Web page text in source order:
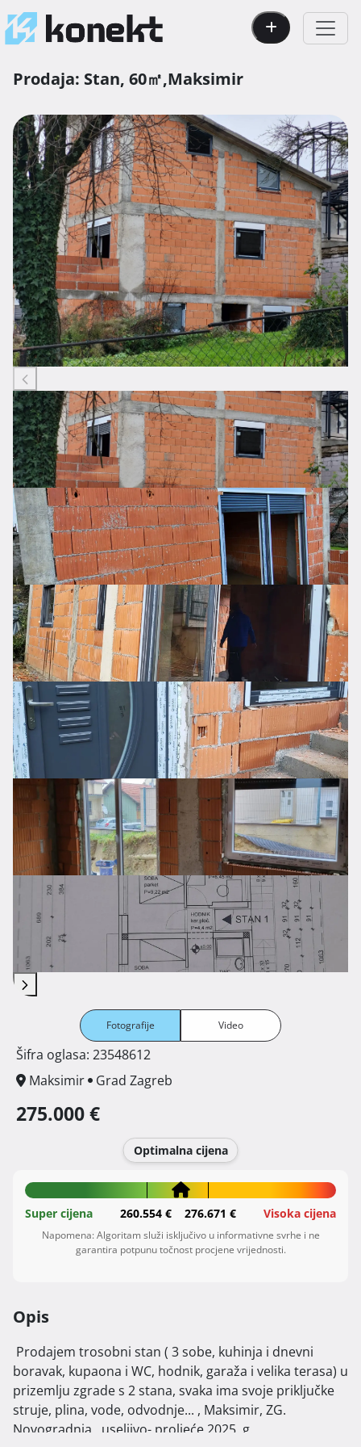
Prodaja: Stan, 60㎡,Maksimir
Fotografije Video
Šifra oglasa: 23548612
Maksimir
Grad Zagreb
275.000 €
Optimalna cijena
Super cijena 260.554 € 276.671 € Visoka cijena
Napomena: Algoritam služi isključivo u informativne svrhe i ne
garantira potpunu točnost procjene vrijednosti.
Opis
boravak, kupaona i WC, hodnik, garaža i velika terasa) u
prizemlju zgrade s 2 stana, svaka ima svoje priključke
struje, plina, vode, odvodnje... , Maksimir, ZG.
Novogradnja , useljivo- proljeće 2025. g.